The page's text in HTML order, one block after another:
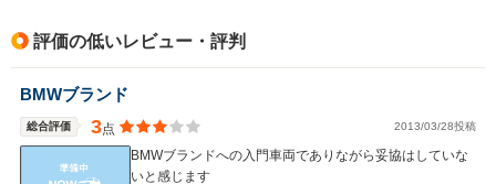
評価の低いレビュー・評判
BMWブランド
総合評価 3点 2013/03/28投稿
BMWブランドへの入門車両でありながら妥協はしていな
いと感じます